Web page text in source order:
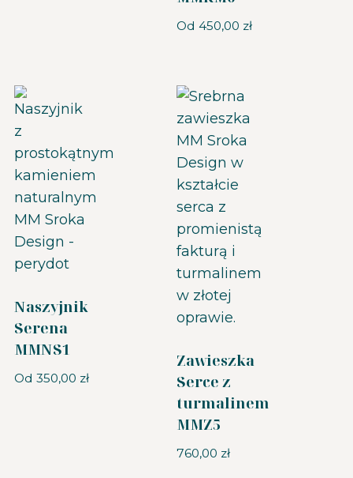
Od 450,00 zł
Naszyjnik
Serena
MMNS1
Od 350,00 zł
Zawieszka
Serce z
turmalinem
MMZ5
760,00 zł